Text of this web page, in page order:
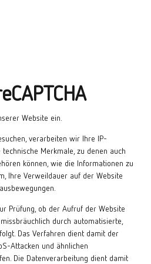
Website ein.
verarbeiten wir Ihre IP-
Merkmale, zu denen auch
können, wie die Informationen zu
Ihre Verweildauer auf der Website
Prüfung, ob der Aufruf der Website
durch automatisierte,
Das Verfahren dient damit der
Attacken und ähnlichen
Die Datenverarbeitung dient damit